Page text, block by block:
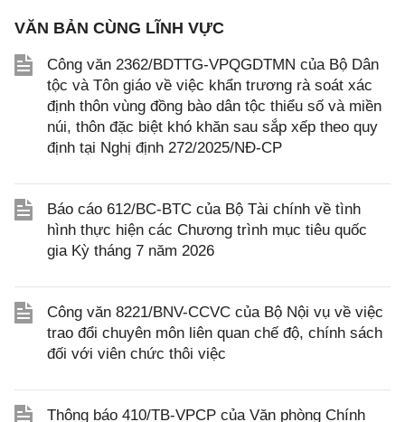
VĂN BẢN CÙNG LĨNH VỰC
Công văn 2362/BDTTG-VPQGDTMN của Bộ Dân
tộc và Tôn giáo về việc khẩn trương rà soát xác
định thôn vùng đồng bào dân tộc thiểu số và miền
núi, thôn đặc biệt khó khăn sau sắp xếp theo quy
định tại Nghị định 272/2025/NĐ-CP
Báo cáo 612/BC-BTC của Bộ Tài chính về tình
hình thực hiện các Chương trình mục tiêu quốc
gia Kỳ tháng 7 năm 2026
Công văn 8221/BNV-CCVC của Bộ Nội vụ về việc
trao đổi chuyên môn liên quan chế độ, chính sách
đối với viên chức thôi việc
Thông báo 410/TB-VPCP của Văn phòng Chính